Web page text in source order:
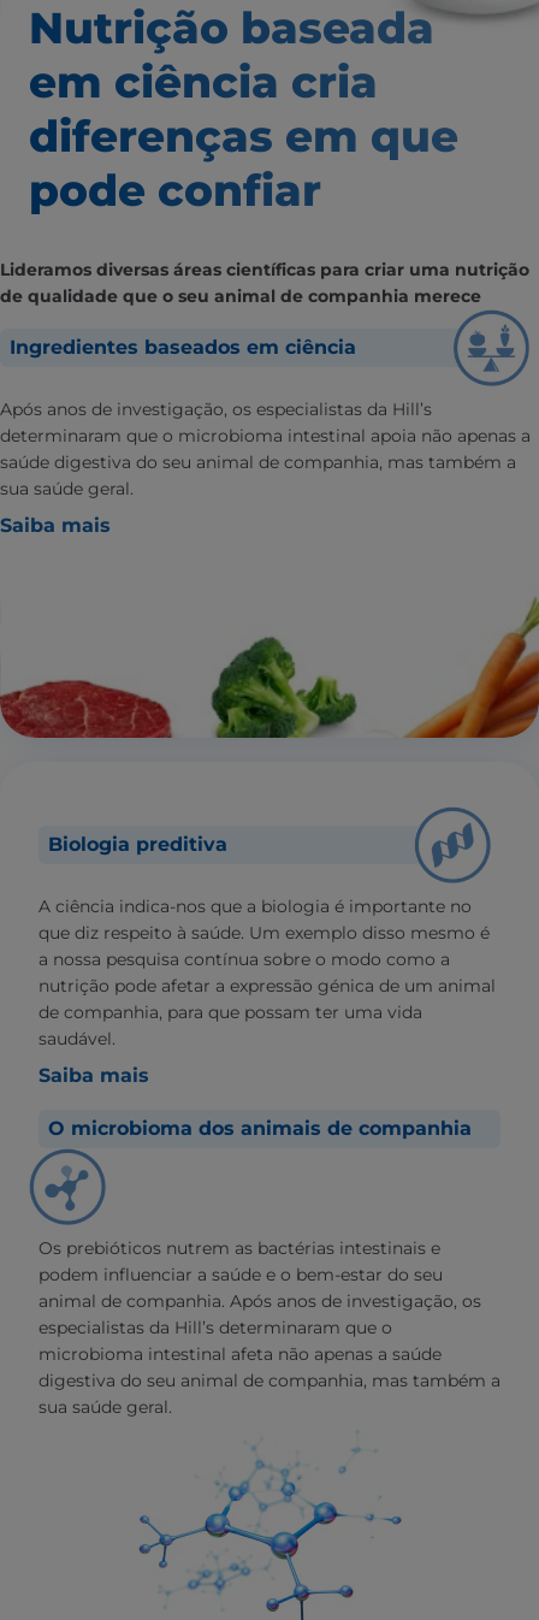
Nutrição baseada
em ciência cria
diferenças em que
pode confiar
Lideramos diversas áreas científicas para criar uma nutrição
de qualidade que o seu animal de companhia merece
Ingredientes baseados em ciência
Após anos de investigação, os especialistas da Hill’s
determinaram que o microbioma intestinal apoia não apenas a
saúde digestiva do seu animal de companhia, mas também a
sua saúde geral.
Saiba mais
Biologia preditiva
A ciência indica-nos que a biologia é importante no
que diz respeito à saúde. Um exemplo disso mesmo é
a nossa pesquisa contínua sobre o modo como a
nutrição pode afetar a expressão génica de um animal
de companhia, para que possam ter uma vida
saudável.
Saiba mais
O microbioma dos animais de companhia
Os prebióticos nutrem as bactérias intestinais e
podem influenciar a saúde e o bem-estar do seu
animal de companhia. Após anos de investigação, os
especialistas da Hill’s determinaram que o
microbioma intestinal afeta não apenas a saúde
digestiva do seu animal de companhia, mas também a
sua saúde geral.